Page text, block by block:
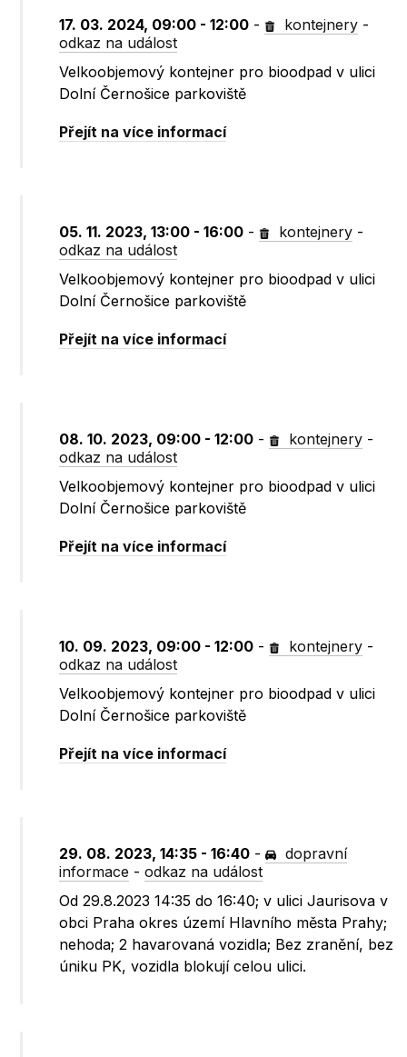
17. 03. 2024, 09:00 - 12:00 - kontejnery -
odkaz na událost
Velkoobjemový kontejner pro bioodpad v ulici
Dolní Černošice parkoviště
Přejít na více informací
05. 11. 2023, 13:00 - 16:00 - kontejnery -
odkaz na událost
Velkoobjemový kontejner pro bioodpad v ulici
Dolní Černošice parkoviště
Přejít na více informací
08. 10. 2023, 09:00 - 12:00 - kontejnery -
odkaz na událost
Velkoobjemový kontejner pro bioodpad v ulici
Dolní Černošice parkoviště
Přejít na více informací
10. 09. 2023, 09:00 - 12:00 - kontejnery -
odkaz na událost
Velkoobjemový kontejner pro bioodpad v ulici
Dolní Černošice parkoviště
Přejít na více informací
29. 08. 2023, 14:35 - 16:40 -
dopravní
informace -odkaz na událost
Od 29.8.2023 14:35 do 16:40; v ulici Jaurisova v
obci Praha okres území Hlavního města Prahy;
nehoda; 2 havarovaná vozidla; Bez zranění, bez
úniku PK, vozidla blokují celou ulici.